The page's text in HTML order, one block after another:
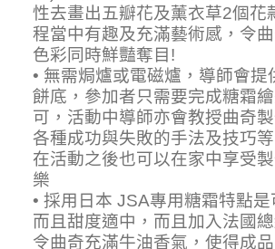
性去畫出五瓣花及薰衣草2個花
程當中有趣及充滿藝術感，令
色彩同時鮮豔奪目!
• 無需焗爐或電磁爐，導師會提
餅底，參加者只需要完成糖霜
可，活動中導師亦會教授曲奇
各種成功與失敗的手法及技巧
在活動之後也可以在家中享受
樂
• 採用日本 JSA專用糖霜特點
而且甜度適中，而且加入法國
令曲奇充滿牛油香氣，使得成